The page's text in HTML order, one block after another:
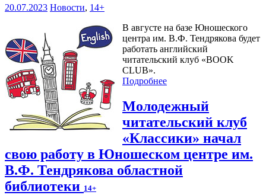
20.07.2023 Новости, 14+
В августе на базе Юношеского
центра им. В.Ф. Тендрякова будет
работать английский
читательский клуб «BOOK
CLUB».
Подробнее
Молодежный
читательский клуб
«Классики» начал
свою работу в Юношеском центре им.
В.Ф. Тендрякова областной
библиотеки 14+